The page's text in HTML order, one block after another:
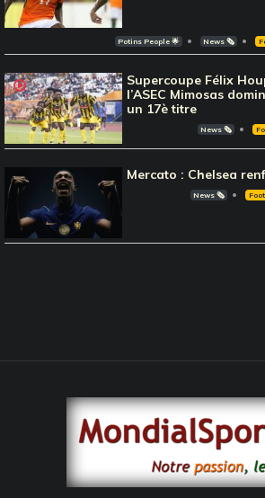
Potins People 🌟 News 🗞️
Supercoupe Félix
l’ASEC Mimosas
un 17è titre
News 🗞️
Mercato : Chelsea
News 🗞️